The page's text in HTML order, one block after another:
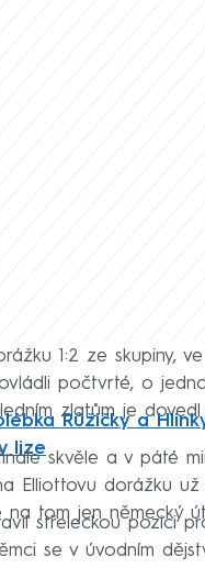
1:2 ze skupiny,
počtvrté, o
zlatům je
Růžičky a
lize
skvěle a v páté
Elliottovu dorážku
tom jen německý
střeleckou pozici
se v úvodním